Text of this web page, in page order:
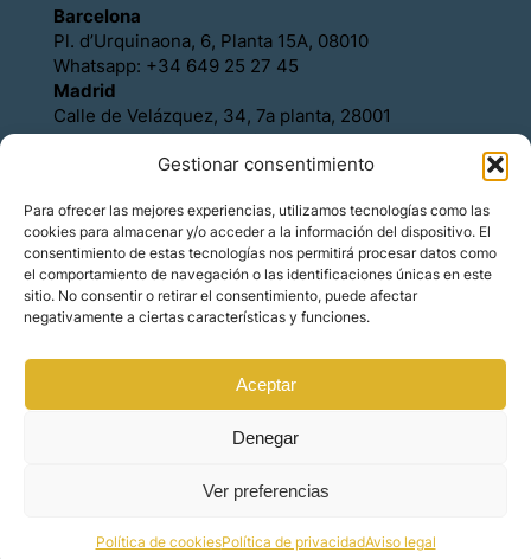
Gestionar consentimiento
Para ofrecer las mejores experiencias, utilizamos tecnologías como las
cookies para almacenar y/o acceder a la información del dispositivo. El
consentimiento de estas tecnologías nos permitirá procesar datos como
el comportamiento de navegación o las identificaciones únicas en este
sitio. No consentir o retirar el consentimiento, puede afectar
negativamente a ciertas características y funciones.
Aceptar
Denegar
Ver preferencias
Política de cookiesPolítica de privacidadAviso legal
Barcelona
Pl. d’Urquinaona, 6, Planta 15A, 08010
Whatsapp: +34 649 25 27 45
Madrid
Calle de Velázquez, 34, 7a planta, 28001
Whatsapp: +34 649 25 27 45
Política de Cookies
Aviso legal
Contacto
Asóciese con Orience
© Copyright – Orience International | We are the
hosts of the real estate market for foreign
Made byMindset Digital